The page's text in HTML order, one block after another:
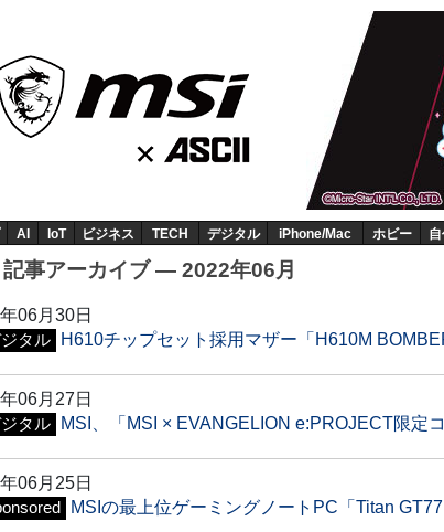
AI IoT ビジネス TECH デジタル iPhone/Mac ホビー
記事アーカイブ ― 2022年06月
06月30日
タル H610チップセット採用マザー「H610M
06月27日
タル MSI、「MSI × EVANGELION e:PROJECT限定
06月25日
MSIの最上位ゲーミングノートPC「Titan